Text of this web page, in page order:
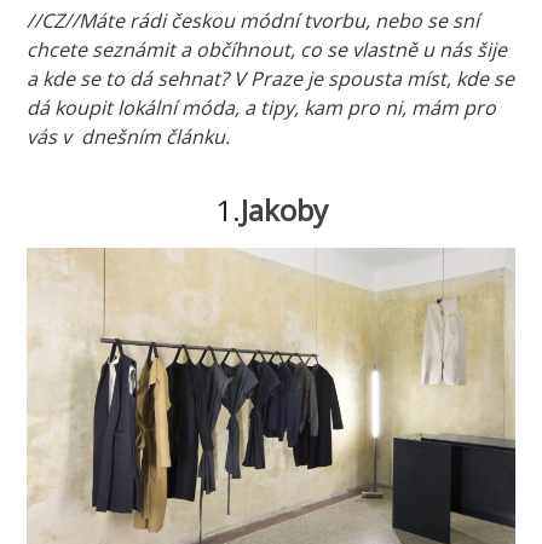
//CZ//Máte rádi českou módní tvorbu, nebo se sní
chcete seznámit a občíhnout, co se vlastně u nás šije
a kde se to dá sehnat? V Praze je spousta míst, kde se
dá koupit lokální móda, a tipy, kam pro ni, mám pro
vás v dnešním článku.
1.Jakoby